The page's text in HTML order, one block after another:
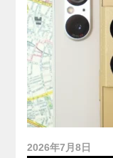
2026年7月8日